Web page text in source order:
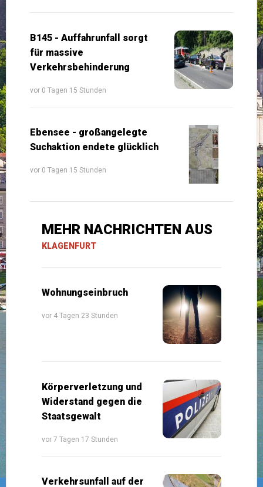
B145 - Auffahrunfall sorgt
für massive
Verkehrsbehinderung
vor 0 Tagen 15 Stunden
Ebensee - großangelegte
Suchaktion endete glücklich
vor 0 Tagen 15 Stunden
MEHR NACHRICHTEN AUS
KLAGENFURT
Wohnungseinbruch
vor 4 Tagen 23 Stunden
Körperverletzung und
Widerstand gegen die
Staatsgewalt
vor 7 Tagen 17 Stunden
Verkehrsunfall auf der